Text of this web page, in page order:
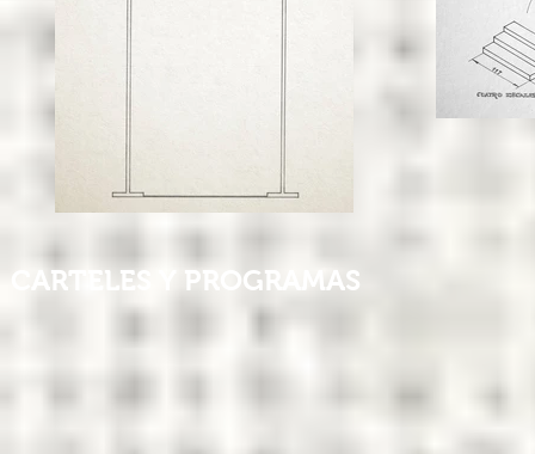
CARTELES Y PROGRAMAS